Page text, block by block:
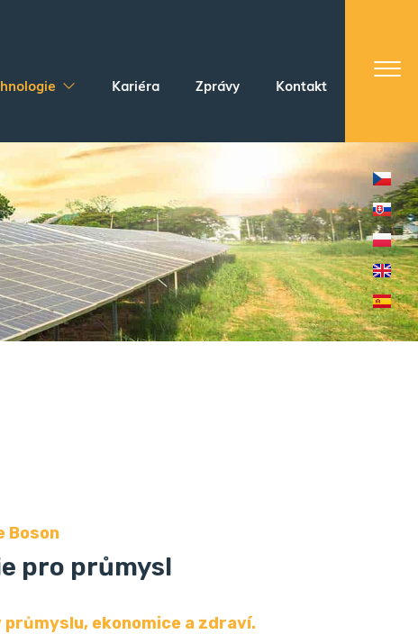
Kariéra Zprávy Kontakt
Boson
pro průmysl
průmyslu, ekonomice a zdraví.